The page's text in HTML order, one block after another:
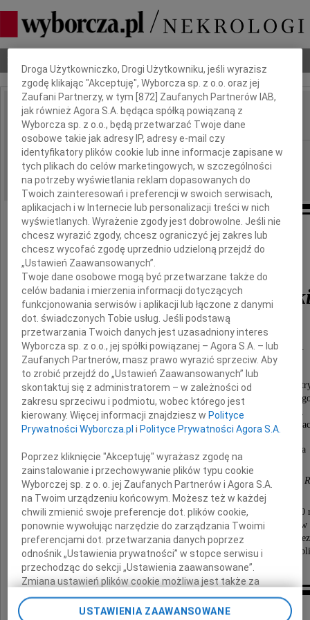
IMIĘ I NAZWISKO: Marek Przeciechowski
REGION: Lublin
DATA EMISJI: 18.12.2020
Marek
Adwokat - Wybitny Prawnik
odszedł 11 grudnia 2020 roku w wieku 71 lat.
W niewysłowionym bólu i smutku żegnamy
najukochańszego Męża, Tatę, Dziadzia, Brata i
Wspaniałego Człowieka, nieocenionego,
oddanego Przyjaciela, Powiernika, Opiekuna,
cenionego Wychowawcę pokoleń młodzieży
Nic nie zapełni pustki, którą po sobie zostawia
Maria, Jacek z Dominiką, Olą i Tosią, Tomek i Bartek z
Msza żałobna zostanie odprawiona 21 grudnia 2020
o godzinie 11:30 w Kościele pw. Św. Andrzeja Boboli
przy ul. Paderewskiego 20, po czym nastąpi
Jego prochów na cmentarz przy ul. Lipowej w
gdzie zostaną złożone w grobie rodzinnym.
Kondolencje
Dbamy o Twoją prywatność
Droga Użytkowniczko, Drogi Użytkowniku, jeśli wyrazisz
zgodę klikając "Akceptuję", Wyborcza sp. z o.o. oraz jej
Zaufani Partnerzy, w tym [872 ] Zaufanych Partnerów IAB,
jak również Agora S.A. będąca spółką powiązaną z
Wyborcza sp. z o.o., będą przetwarzać Twoje dane
osobowe takie jak adresy IP, adresy e-mail czy
identyfikatory plików cookie lub inne informacje zapisane w
tych plikach do celów marketingowych, w szczególności
na potrzeby wyświetlania reklam dopasowanych do
Twoich zainteresowań i preferencji w swoich serwisach,
aplikacjach i w Internecie lub personalizacji treści w nich
wyświetlanych. Wyrażenie zgody jest dobrowolne. Jeśli nie
chcesz wyrazić zgody, chcesz ograniczyć jej zakres lub
chcesz wycofać zgodę uprzednio udzieloną przejdź do
„Ustawień Zaawansowanych”.
Twoje dane osobowe mogą być przetwarzane także do
celów badania i mierzenia informacji dotyczących
funkcjonowania serwisów i aplikacji lub łączone z danymi
dot. świadczonych Tobie usług. Jeśli podstawą
przetwarzania Twoich danych jest uzasadniony interes
Wyborcza sp. z o.o., jej spółki powiązanej – Agora S.A. – lub
Zaufanych Partnerów, masz prawo wyrazić sprzeciw. Aby
to zrobić przejdź do „Ustawień Zaawansowanych” lub
skontaktuj się z administratorem – w zależności od
zakresu sprzeciwu i podmiotu, wobec którego jest
kierowany. Więcej informacji znajdziesz w Polityce
Prywatności Wyborcza.pl i Polityce Prywatności Agora S.A.
Poprzez kliknięcie "Akceptuję" wyrażasz zgodę na
zainstalowanie i przechowywanie plików typu cookie
Wyborczej sp. z o. o. jej Zaufanych Partnerów i Agora S.A.
na Twoim urządzeniu końcowym. Możesz też w każdej
chwili zmienić swoje preferencje dot. plików cookie,
ponownie wywołując narzędzie do zarządzania Twoimi
preferencjami dot. przetwarzania danych poprzez
odnośnik „Ustawienia prywatności” w stopce serwisu i
przechodząc do sekcji „Ustawienia zaawansowane”.
Zmiana ustawień plików cookie możliwa jest także za
pomocą ustawień przeglądarki.
USTAWIENIA ZAAWANSOWANE